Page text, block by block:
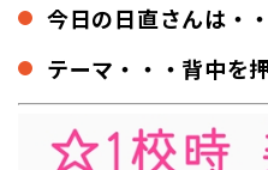
今日の日直さんは・
テーマ・・・背中を